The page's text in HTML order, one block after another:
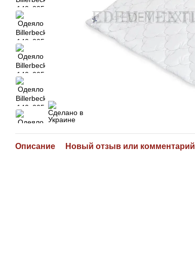
Описание Новый отзыв или комментарий